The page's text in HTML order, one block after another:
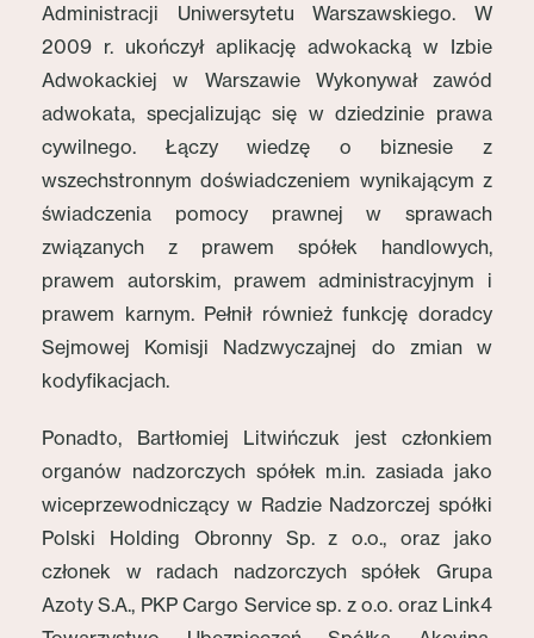
Administracji Uniwersytetu Warszawskiego. W
2009 r. ukończył aplikację adwokacką w Izbie
Adwokackiej w Warszawie Wykonywał zawód
adwokata, specjalizując się w dziedzinie prawa
cywilnego. Łączy wiedzę o biznesie z
wszechstronnym doświadczeniem wynikającym z
świadczenia pomocy prawnej w sprawach
związanych z prawem spółek handlowych,
prawem autorskim, prawem administracyjnym i
prawem karnym. Pełnił również funkcję doradcy
Sejmowej Komisji Nadzwyczajnej do zmian w
kodyfikacjach.
Ponadto, Bartłomiej Litwińczuk jest członkiem
organów nadzorczych spółek m.in. zasiada jako
wiceprzewodniczący w Radzie Nadzorczej spółki
Polski Holding Obronny Sp. z o.o., oraz jako
członek w radach nadzorczych spółek Grupa
Azoty S.A., PKP Cargo Service sp. z o.o. oraz Link4